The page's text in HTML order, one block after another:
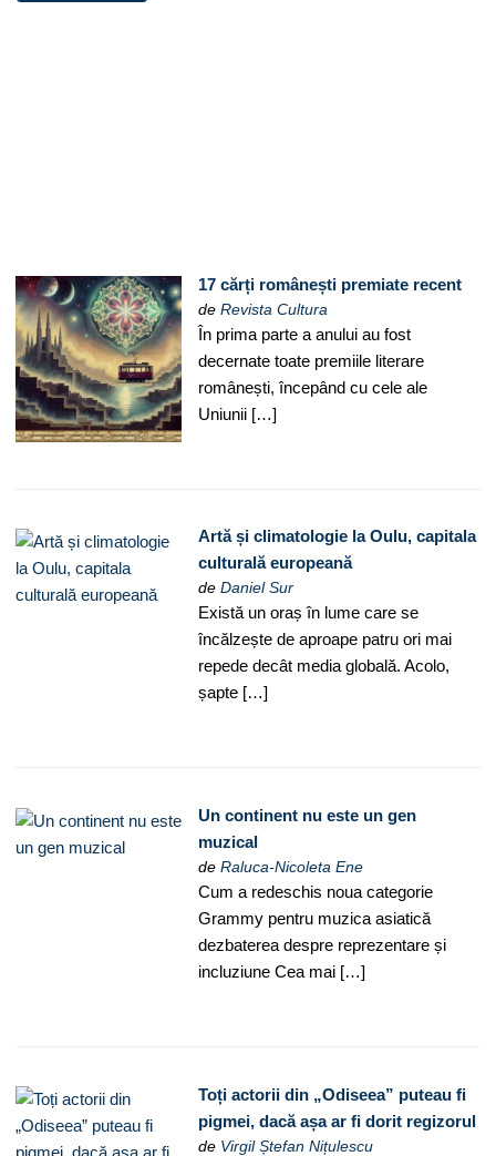
17 cărți românești premiate recent
deRevista Cultura
În prima parte a anului au fost
decernate toate premiile literare
românești, începând cu cele ale
Uniunii […]
Artă și climatologie la Oulu, capitala
culturală europeană
deDaniel Sur
Există un oraș în lume care se
încălzește de aproape patru ori mai
repede decât media globală. Acolo,
șapte […]
Un continent nu este un gen
muzical
deRaluca-Nicoleta Ene
Cum a redeschis noua categorie
Grammy pentru muzica asiatică
dezbaterea despre reprezentare și
incluziune Cea mai […]
Toți actorii din „Odiseea” puteau fi
pigmei, dacă așa ar fi dorit regizorul
de Virgil Ștefan Nițulescu